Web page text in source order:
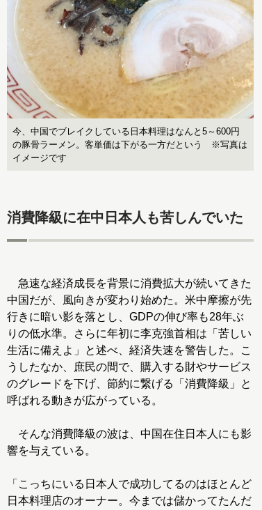
今、中国でブレイクしている日本料理はなんと5～600円
の豚骨ラーメン。客単価は下がる一方だという ※写真は
イメージです
消費降級に在中日本人も苦しんでいた
急速な経済成長を背景に消費拡大が続いてきた
中国だが、風向きが変わり始めた。米中摩擦が先
行きに暗い影を落とし、GDPの伸び率も28年ぶ
りの低水準。さらに年初に李克強首相は「苦しい
生活に備えよ」と述べ、経済失速を警告した。こ
うしたなか、庶民の間で、購入する財やサービス
のグレードを下げ、節約に繋げる「消費降級」と
呼ばれる動きが広がっている。
そんな消費降級の波は、中国在住日本人にも影
響を与えている。
「こっちにいる日本人で成功してるのはほとんど
日本料理店のオーナー。今までは儲かってたんだ